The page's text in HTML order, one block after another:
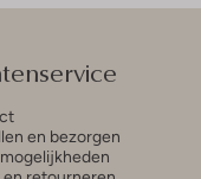
en bezorgen